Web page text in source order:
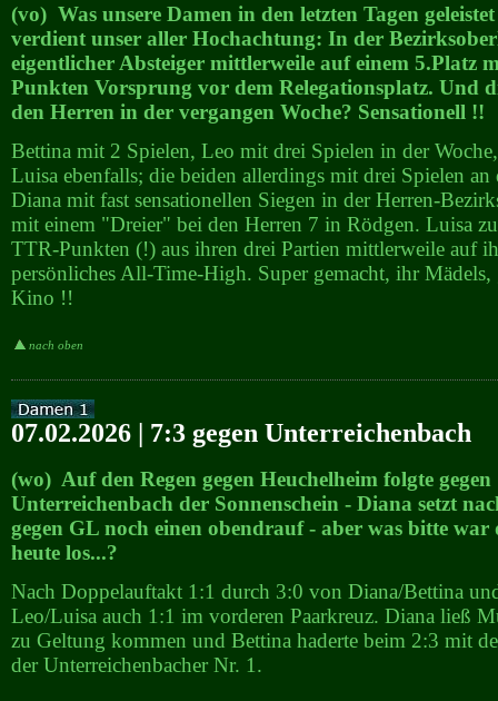
(vo) Was unsere Damen in den letzten Tagen
verdient unser aller Hochachtung: In der
eigentlicher Absteiger mittlerweile auf einem 5.Platz
Punkten Vorsprung vor dem Relegationsplatz. Und
den Herren in der vergangen Woche? Sensationell !!
Bettina mit 2 Spielen, Leo mit drei Spielen in der
Luisa ebenfalls; die beiden allerdings mit drei Spielen an
Diana mit fast sensationellen Siegen in der Herren-
mit einem "Dreier" bei den Herren 7 in Rödgen. Luisa
TTR-Punkten (!) aus ihren drei Partien mittlerweile auf
persönliches All-Time-High. Super gemacht, ihr Mädels,
Kino !!
nach oben
07.02.2026 | 7:3 gegen Unterreichenbach
(wo) Auf den Regen gegen Heuchelheim folgte gegen
Unterreichenbach der Sonnenschein - Diana setzt
gegen GL noch einen obendrauf - aber was bitte
heute los...?
Nach Doppelauftakt 1:1 durch 3:0 von Diana/Bettina
Leo/Luisa auch 1:1 im vorderen Paarkreuz. Diana ließ
zu Geltung kommen und Bettina haderte beim 2:3 mit
der Unterreichenbacher Nr. 1.